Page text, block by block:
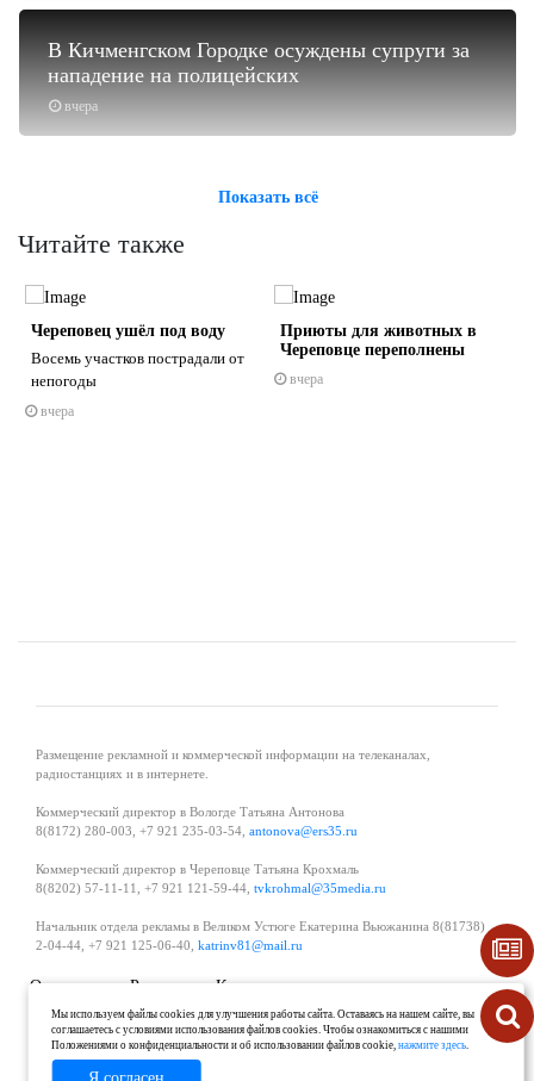
вчера
В Кичменгском Городке осуждены супруги за
нападение на полицейских
Показать всё
Читайте также
Череповец ушёл под воду
Восемь участков пострадали от
непогоды
вчера
Приюты для животных в
Череповце переполнены
вчера
Размещение рекламной и коммерческой информации на телеканалах,
радиостанциях и в интернете.
Коммерческий директор в Вологде Татьяна Антонова
8(8172) 280-003, +7 921 235-03-54, antonova@ers35.ru
Коммерческий директор в Череповце Татьяна Крохмаль
8(8202) 57-11-11, +7 921 121-59-44, tvkrohmal@35media.ru
Начальник отдела рекламы в Великом Устюге Екатерина Вьюжанина 8(81738)
2-04-44, +7 921 125-06-40, katrinv81@mail.ru
О проекте Реклама
Контакты
Политика в области обработки и защиты персональных данных
Мы используем файлы cookies для улучшения работы сайта. Оставаясь на нашем сайте, вы
соглашаетесь с условиями использования файлов cookies. Чтобы ознакомиться с нашими
Положениями о конфиденциальности и об использовании файлов cookie,нажмите здесь.